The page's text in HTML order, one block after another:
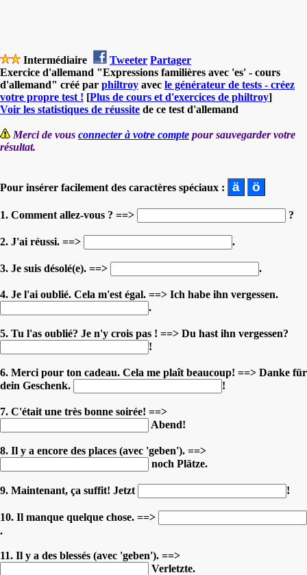
Intermédiaire Tweeter Partager
Exercice d'allemand "Expressions familières avec 'es' - cours
d'allemand" créé par philtroy avec le générateur de tests - créez
votre propre test ! [Plus de cours et d'exercices de philtroy]
Voir les statistiques de réussite de ce test d'allemand
Merci de vous connecter à votre compte pour sauvegarder votre
résultat.
Pour insérer facilement des caractères spéciaux :
1. Comment allez-vous ? ==> ?
2. J'ai réussi. ==> .
3. Je suis désolé(e). ==> .
4. Je l'ai oublié. Cela m'est égal. ==> Ich habe ihn vergessen.
.
5. Tu l'as oublié? Je n'y crois pas ! ==> Du hast ihn vergessen?
!
6. Merci pour ton cadeau. Cela me plaît beaucoup! ==> Danke für
dein Geschenk.
!
7. C'était une très bonne soirée! ==>
Abend!
8. Il y a encore des places (avec 'geben'). ==>
noch Plätze.
9. Maintenant, ça suffit! Jetzt !
10. Il manque quelque chose. ==>
.
11. Il y a des blessés (avec 'geben'). ==>
Verletzte.